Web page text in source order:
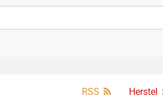
Herstel
RSS